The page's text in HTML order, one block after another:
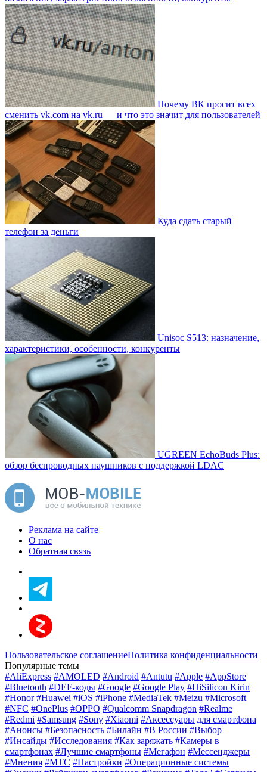
Почему ВК просит всех
сменить vk.com на vk.ru — и что это значит для пользователей
Куда сдать старый
телефон за деньги
Unisoc S513: назначение,
характеристики, особенности, конкуренты
UGREEN EchoBuds Plus:
обзор беспроводных наушников с поддержкой LDAC
Реклама на сайте
О нас
Обратная связь
Пользовательское соглашениеПолитика конфиденциальности
Популярные темы
#AliExpress #AMOLED #Android #Antutu #Apple #AppStore
#Bluetooth #DEF-коды #Google #Google Play #HiSilicon Kirin
#Honor #Huawei #iOS #iPhone #MediaTek #Meizu #Microsoft
#NFC #OnePlus #OPPO #Qualcomm Snapdragon #Realme
#Redmi #Samsung #Sony #Xiaomi #Аксессуары для смартфона
#Анонсы #Безопасность #Билайн #В России #Выбор
#Инсайды #Исследования #Как заряжать #Камеры в
смартфонах #Лучшие смартфоны #Мегафон #Мессенджеры
#Мнения #МТС #Настройки #Операционные системы